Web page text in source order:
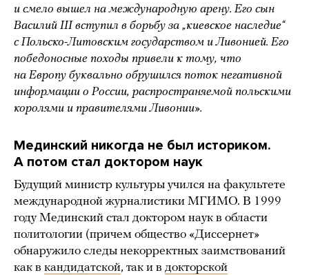
и смело вышел на международную арену. Его сын
Василий III вступил в борьбу за „киевское наследие“
с Польско-Литовским государством и Ливонией. Его
победоносные походы привели к тому, что
на Европу буквально обрушился поток негативной
информации о России, распространяемой польскими
королями и правителями Ливонии».
Мединский никогда не был историком.
А потом стал доктором наук
Будущий министр культуры учился на факультете
международной журналистики МГИМО. В 1999
году Мединский стал доктором наук в области
политологии (причем общество «Диссернет»
обнаружило следы некорректных заимствований
как в кандидатской, так и в докторской